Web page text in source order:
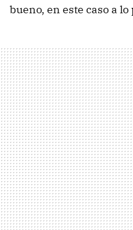
bueno, en este caso a lo